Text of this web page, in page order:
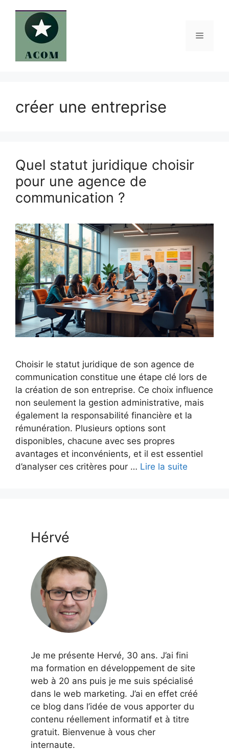
contenu
Menu
créer une entreprise
Quel statut juridique choisir
pour une agence de
communication ?
Choisir le statut juridique de son agence de
communication constitue une étape clé lors de
la création de son entreprise. Ce choix influence
non seulement la gestion administrative, mais
également la responsabilité financière et la
rémunération. Plusieurs options sont
disponibles, chacune avec ses propres
avantages et inconvénients, et il est essentiel
d’analyser ces critères pour … Lire la suite
Hérvé
Je me présente Hervé, 30 ans. J’ai fini
ma formation en développement de site
web à 20 ans puis je me suis spécialisé
dans le web marketing. J’ai en effet créé
ce blog dans l’idée de vous apporter du
contenu réellement informatif et à titre
gratuit. Bienvenue à vous cher
internaute.